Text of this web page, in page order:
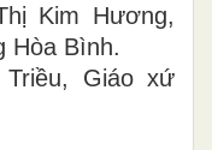
Kim Hương,
Hòa Bình.
Giáo xứ